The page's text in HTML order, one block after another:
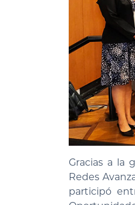
Gracias a la
Redes
participó